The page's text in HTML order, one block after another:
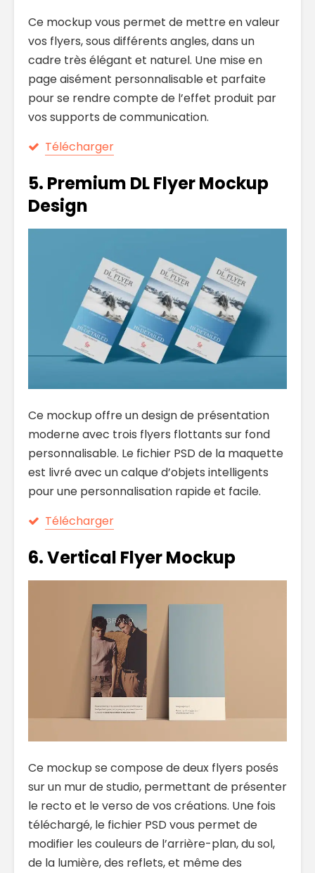
Ce mockup vous permet de mettre en valeur
vos flyers, sous différents angles, dans un
cadre très élégant et naturel. Une mise en
page aisément personnalisable et parfaite
pour se rendre compte de l’effet produit par
vos supports de communication.
Télécharger
5. Premium DL Flyer Mockup
Design
Ce mockup offre un design de présentation
moderne avec trois flyers flottants sur fond
personnalisable. Le fichier PSD de la maquette
est livré avec un calque d’objets intelligents
pour une personnalisation rapide et facile.
Télécharger
6. Vertical Flyer Mockup
Ce mockup se compose de deux flyers posés
sur un mur de studio, permettant de présenter
le recto et le verso de vos créations. Une fois
téléchargé, le fichier PSD vous permet de
modifier les couleurs de l’arrière-plan, du sol,
de la lumière, des reflets, et même des